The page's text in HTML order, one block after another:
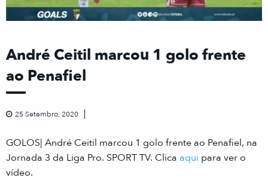
André Ceitil marcou 1 golo frente
ao Penafiel
25 Setembro, 2020
GOLOS| André Ceitil marcou 1 golo frente ao Penafiel, na
Jornada 3 da Liga Pro. SPORT TV. Clica aqui para ver o
vídeo.